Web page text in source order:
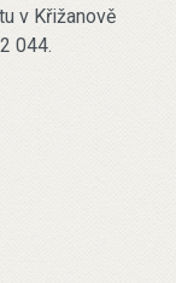
v Křižanově
044.